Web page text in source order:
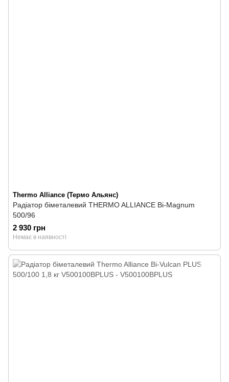
Thermo Alliance (Термо Альянс)
Радіатор біметалевий THERMO ALLIANCE Bi-Magnum
500/96
2 930 грн
Немає в наявності